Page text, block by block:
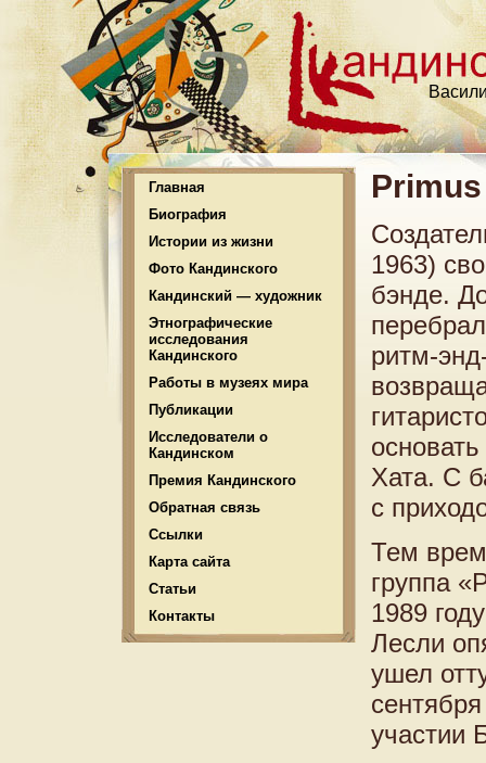
Главная
Биография
Истории из жизни
Фото Кандинского
Кандинский — художник
Этнографические
исследования
Кандинского
Работы в музеях мира
Публикации
Исследователи о
Кандинском
Премия Кандинского
Обратная связь
Ссылки
Карта сайта
Статьи
Контакты
Primus
1963)
бэнде.
ритм-
Хата. С
с
Тем
группа
1989
Лесли
ушел
участии